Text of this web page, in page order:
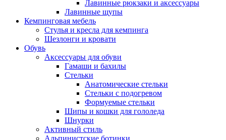
Лавинные рюкзаки и аксессуары
Лавинные щупы
Кемпинговая мебель
Стулья и кресла для кемпинга
Шезлонги и кровати
Обувь
Аксессуары для обуви
Гамаши и бахилы
Стельки
Анатомические стельки
Стельки с подогревом
Формуемые стельки
Шипы и кошки для гололеда
Шнурки
Активный стиль
Альпинистские ботинки